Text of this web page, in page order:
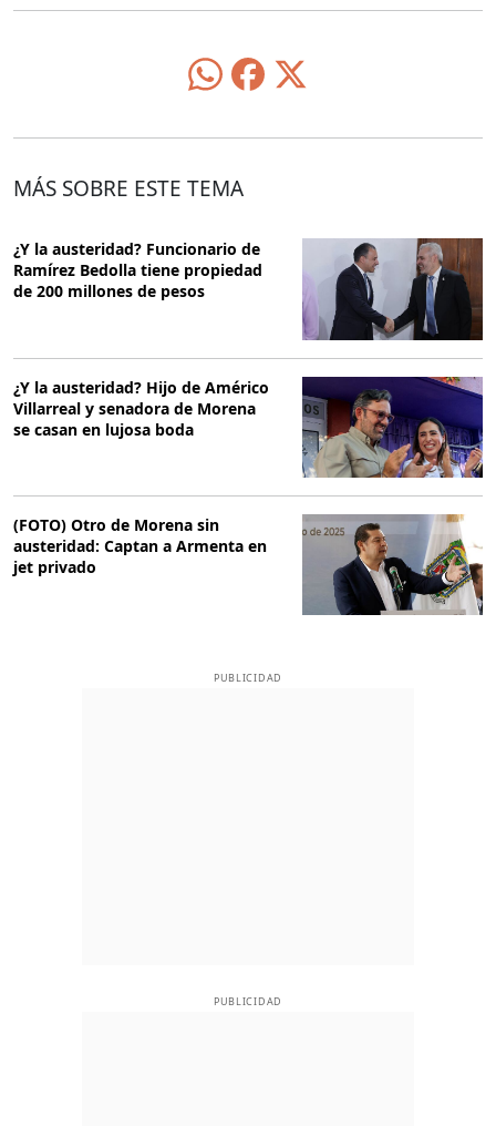
MÁS SOBRE ESTE TEMA
¿Y la austeridad? Funcionario de
Ramírez Bedolla tiene propiedad
de 200 millones de pesos
¿Y la austeridad? Hijo de Américo
Villarreal y senadora de Morena
se casan en lujosa boda
(FOTO) Otro de Morena sin
austeridad: Captan a Armenta en
jet privado
PUBLICIDAD
PUBLICIDAD